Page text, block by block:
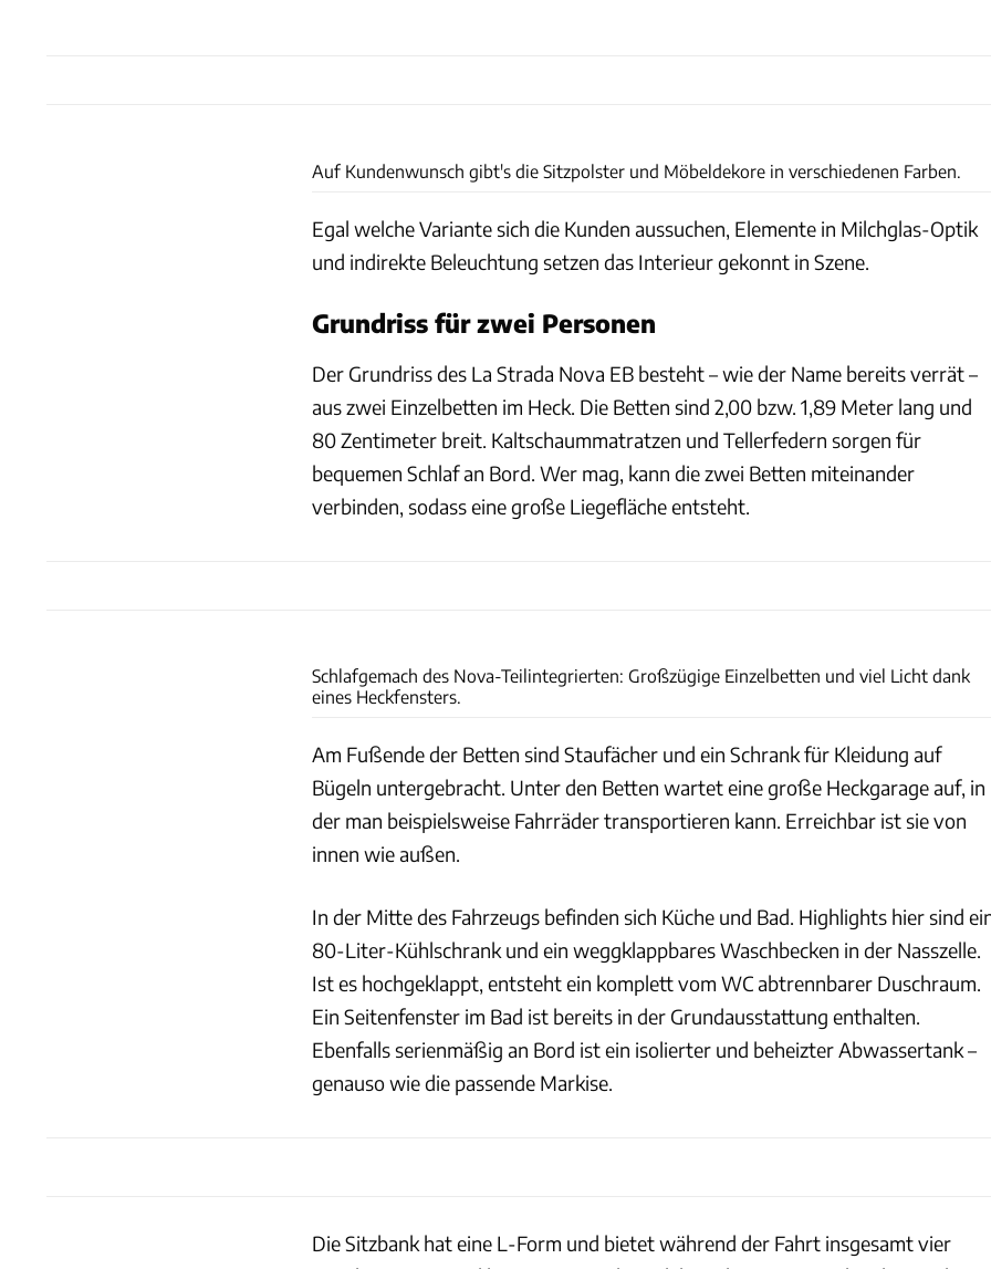
Auf Kundenwunsch gibt's die Sitzpolster und Möbeldekore in verschiedenen Farben.
Egal welche Variante sich die Kunden aussuchen, Elemente in Milchglas-Optik
und indirekte Beleuchtung setzen das Interieur gekonnt in Szene.
Grundriss für zwei Personen
Der Grundriss des La Strada Nova EB besteht – wie der Name bereits verrät –
aus zwei Einzelbetten im Heck. Die Betten sind 2,00 bzw. 1,89 Meter lang und
80 Zentimeter breit. Kaltschaummatratzen und Tellerfedern sorgen für
bequemen Schlaf an Bord. Wer mag, kann die zwei Betten miteinander
verbinden, sodass eine große Liegefläche entsteht.
Schlafgemach des Nova-Teilintegrierten: Großzügige Einzelbetten und viel Licht dank
eines Heckfensters.
Am Fußende der Betten sind Staufächer und ein Schrank für Kleidung auf
Bügeln untergebracht. Unter den Betten wartet eine große Heckgarage auf, in
der man beispielsweise Fahrräder transportieren kann. Erreichbar ist sie von
innen wie außen.
In der Mitte des Fahrzeugs befinden sich Küche und Bad. Highlights hier sind
80-Liter-Kühlschrank und ein weggklappbares Waschbecken in der Nasszelle.
Ist es hochgeklappt, entsteht ein komplett vom WC abtrennbarer Duschraum.
Ein Seitenfenster im Bad ist bereits in der Grundausstattung enthalten.
Ebenfalls serienmäßig an Bord ist ein isolierter und beheizter Abwassertank –
genauso wie die passende Markise.
Die Sitzbank hat eine L-Form und bietet während der Fahrt insgesamt vier